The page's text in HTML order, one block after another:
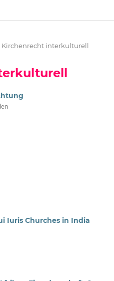
Kirchenrecht interkulturell
Iuris Churches in India